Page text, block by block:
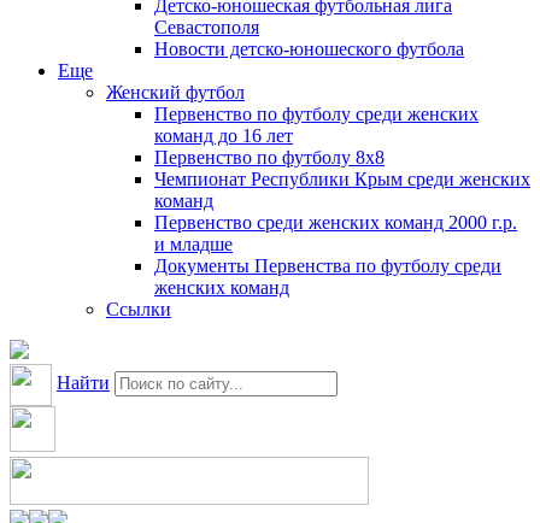
Детско-юношеская футбольная лига
Севастополя
Новости детско-юношеского футбола
Еще
Женский футбол
Первенство по футболу среди женских
команд до 16 лет
Первенство по футболу 8х8
Чемпионат Республики Крым среди женских
команд
Первенство среди женских команд 2000 г.р.
и младше
Документы Первенства по футболу среди
женских команд
Ссылки
Найти